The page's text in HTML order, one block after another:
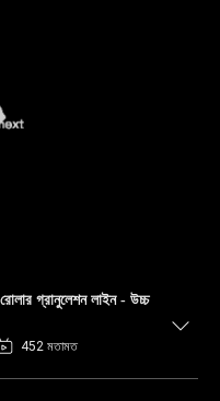
গ্রানুলেশন লাইন - উচ্চ
452 মতামত